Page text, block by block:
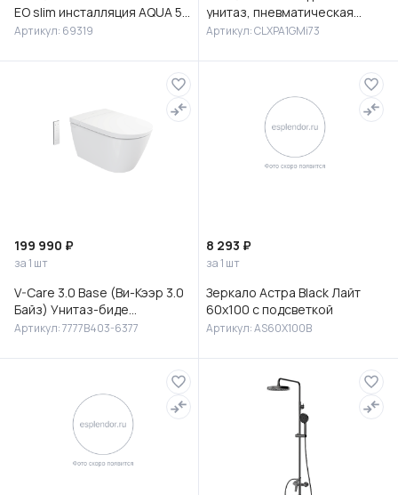
EO slim инсталляция AQUA 50
PRIME P кнопка ACCENTO
Артикул: 69319
унитаз, пневматическая
инсталляция и клавиша
IDD
Артикул: CLXPA1GMi73
199 990 ₽
за 1 шт
V-Care 3.0 Base (Ви-Кээр 3.0
Байз) Унитаз-биде
подвесной, 7777B403-6377
Артикул: 7777B403-6377
8 293 ₽
за 1 шт
Зеркало Астра Black Лайт
60х100 с подсветкой
Артикул: AS60X100B